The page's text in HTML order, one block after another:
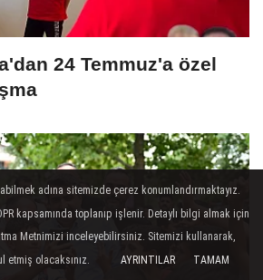
24 Temmuz'a özel
adına sitemizde çerez konumlandırmaktayız.
kapsamında toplanıp işlenir. Detaylı bilgi almak için
Metnimizi inceleyebilirsiniz. Sitemizi kullanarak,
etmiş olacaksınız.
AYRINTILAR TAMAM